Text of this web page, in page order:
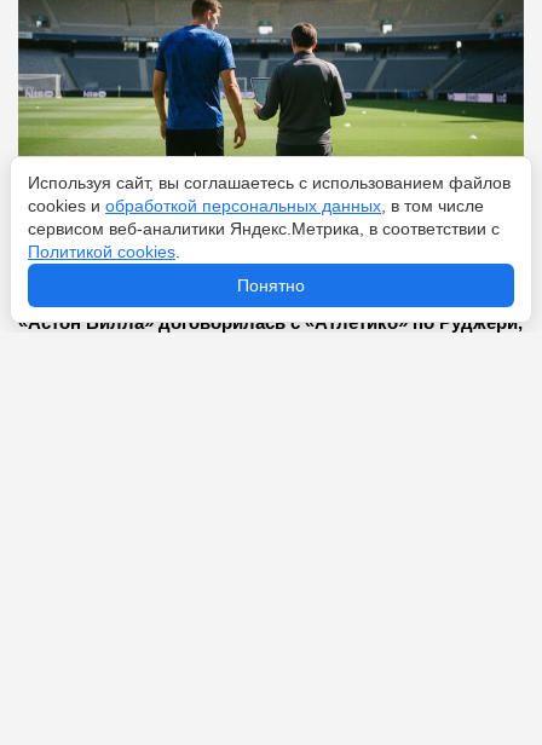
Перейти 7 августа 2026
«Астон Вилла» договорилась с «Атлетико» по Руджери,
Используя сайт, вы соглашаетесь с использованием файлов
cookies и обработкой персональных данных , в том числе
сервисом веб-аналитики Яндекс.Метрика, в соответствии с
Политикой cookies
Понятно